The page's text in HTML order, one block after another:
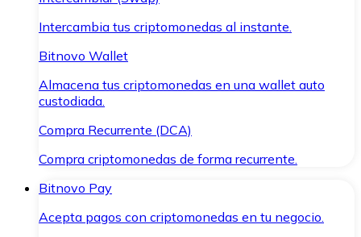
Intercambia tus criptomonedas al instante.
Bitnovo Wallet
Almacena tus criptomonedas en una wallet auto
custodiada.
Compra Recurrente (DCA)
Compra criptomonedas de forma recurrente.
Bitnovo Pay
Acepta pagos con criptomonedas en tu negocio.